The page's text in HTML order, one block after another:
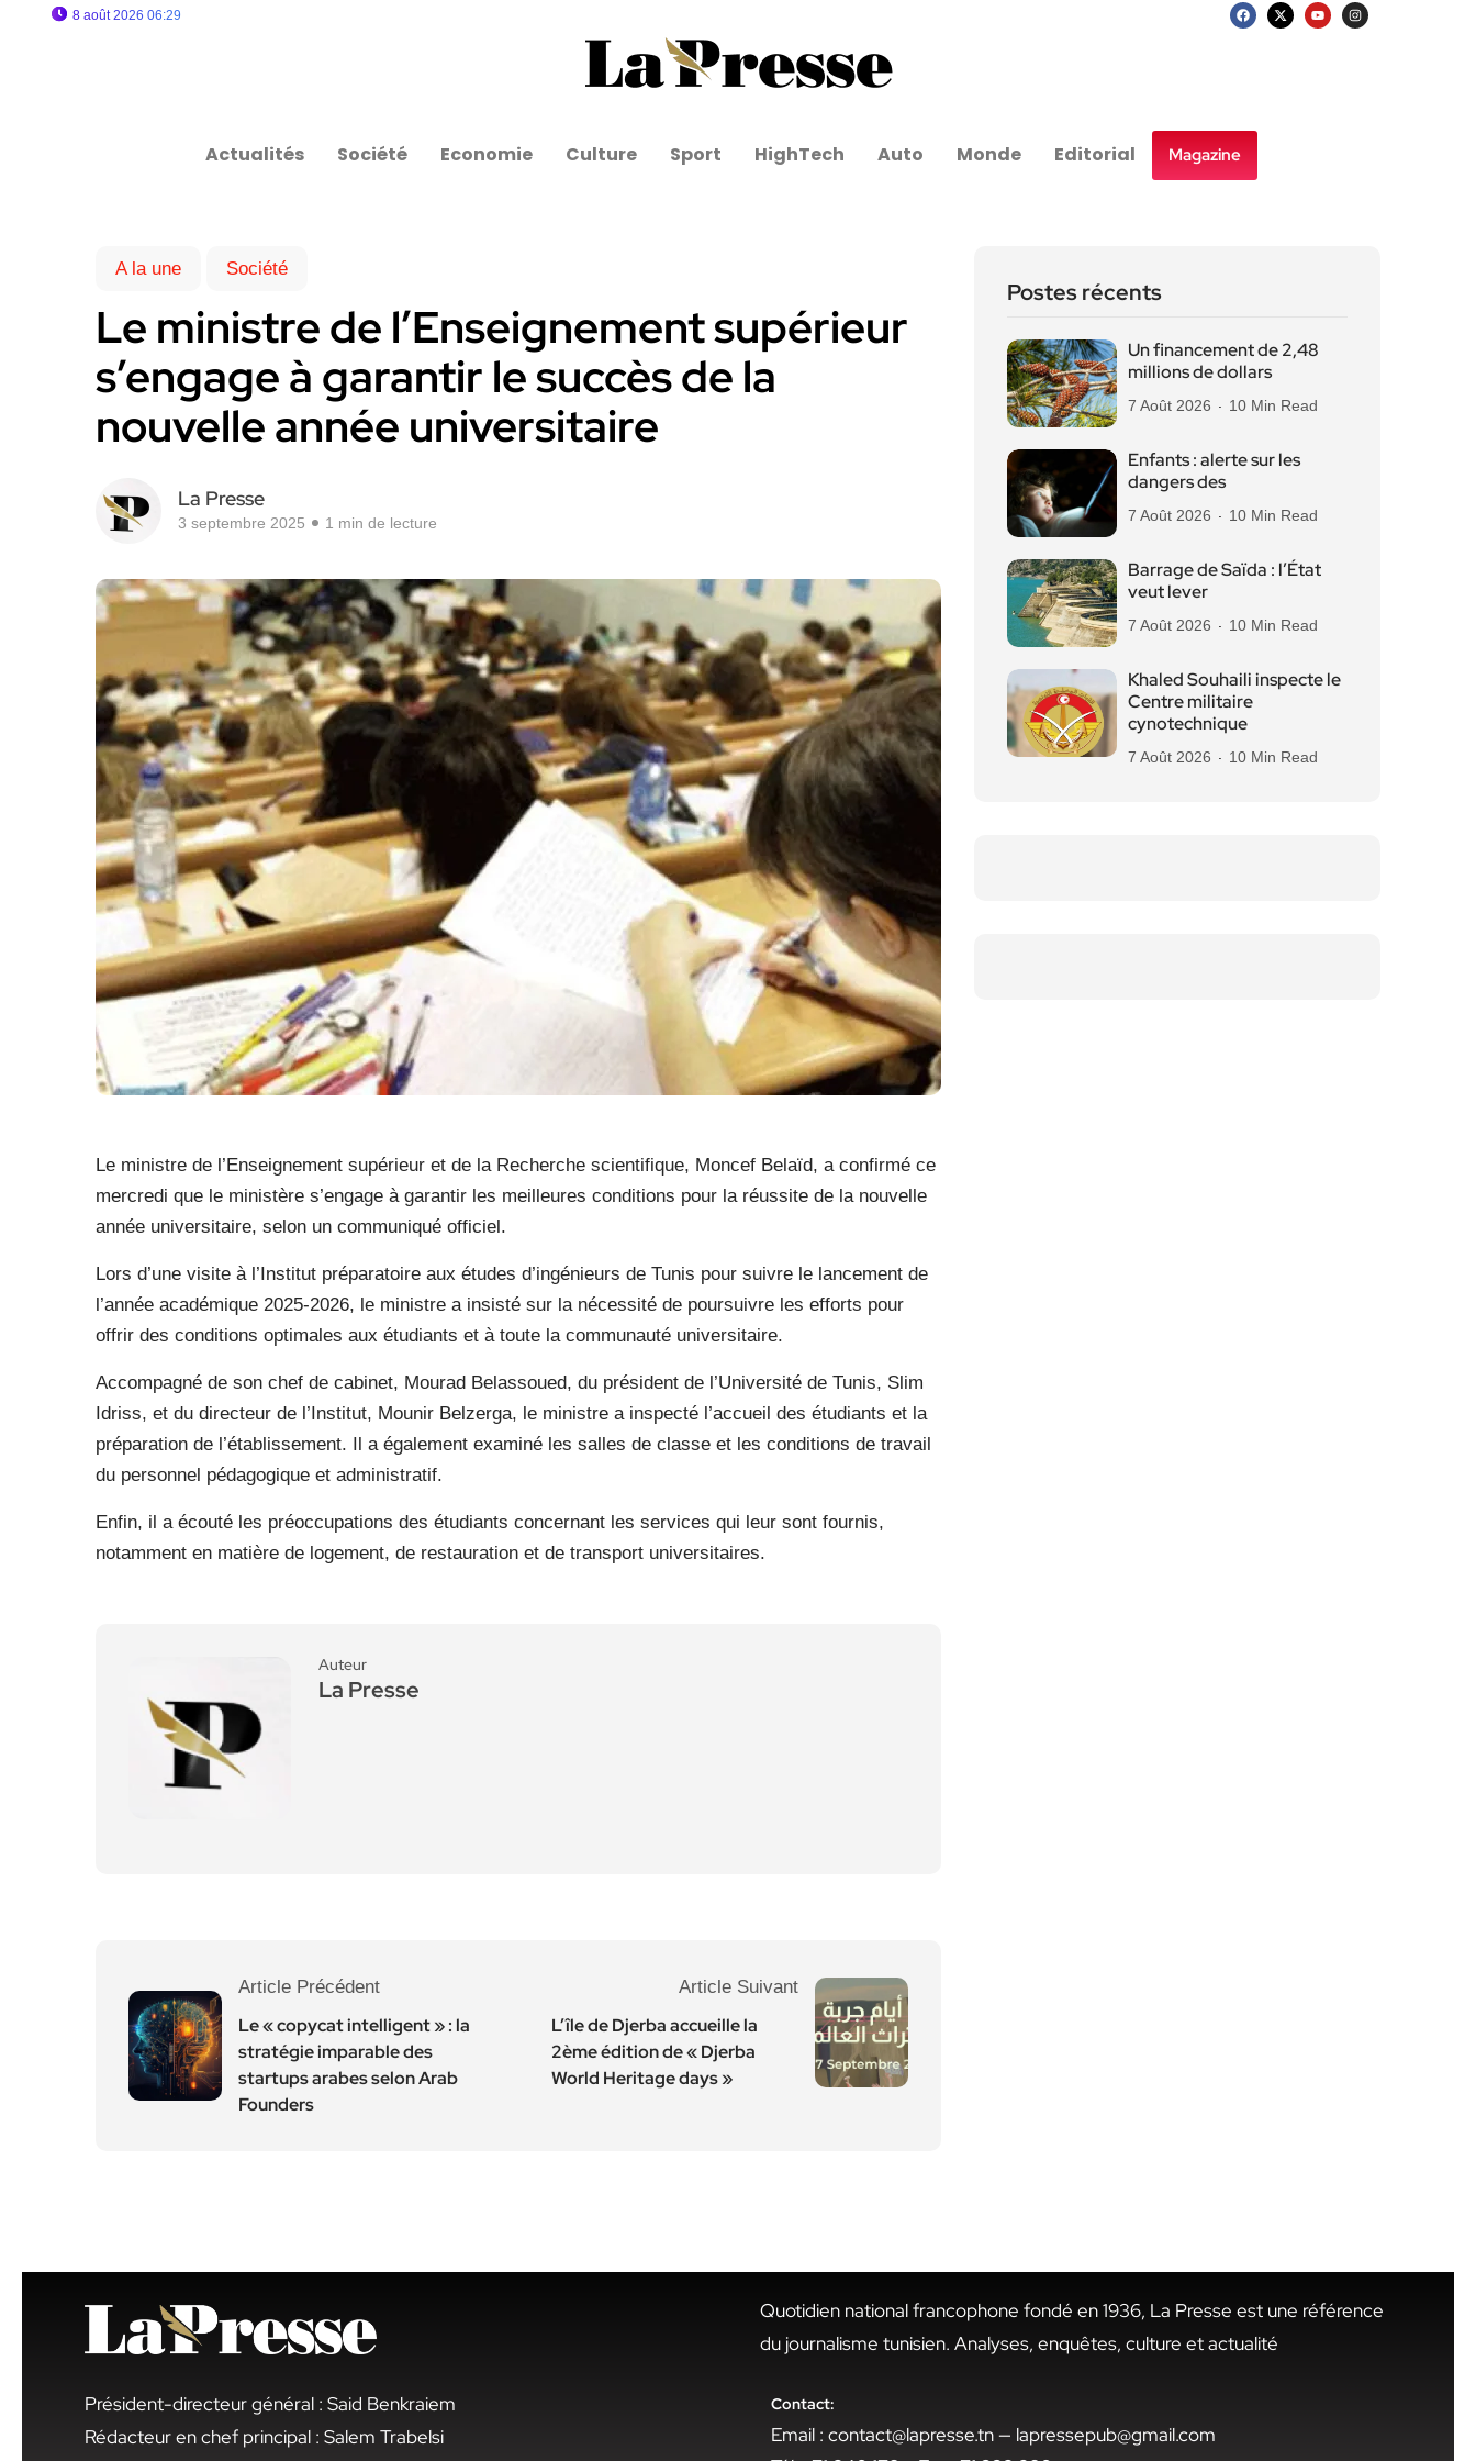
8 août 2026 06:29
Actualités Société Economie Culture Sport HighTech Auto Monde Editorial Magazine
A la une Société
Le ministre de l’Enseignement supérieur
s’engage à garantir le succès de la
nouvelle année universitaire
La Presse
3 septembre 2025 1 min de lecture
Le ministre de l’Enseignement supérieur et de la Recherche scientifique, Moncef Belaïd, a confirmé ce
mercredi que le ministère s’engage à garantir les meilleures conditions pour la réussite de la nouvelle
année universitaire, selon un communiqué officiel.
Lors d’une visite à l’Institut préparatoire aux études d’ingénieurs de Tunis pour suivre le lancement de
l’année académique 2025-2026, le ministre a insisté sur la nécessité de poursuivre les efforts pour
offrir des conditions optimales aux étudiants et à toute la communauté universitaire.
Accompagné de son chef de cabinet, Mourad Belassoued, du président de l’Université de Tunis, Slim
Idriss, et du directeur de l’Institut, Mounir Belzerga, le ministre a inspecté l’accueil des étudiants et la
préparation de l’établissement. Il a également examiné les salles de classe et les conditions de travail
du personnel pédagogique et administratif.
Enfin, il a écouté les préoccupations des étudiants concernant les services qui leur sont fournis,
notamment en matière de logement, de restauration et de transport universitaires.
Auteur
La Presse
Article Précédent
Le « copycat intelligent » : la
stratégie imparable des
startups arabes selon Arab
Founders
Article Suivant
L’île de Djerba accueille la
2ème édition de « Djerba
World Heritage days »
Postes récents
Un financement de 2,48
millions de dollars
7 Août 2026 10 Min Read
Enfants : alerte sur les
dangers des
7 Août 2026 10 Min Read
Barrage de Saïda : l’État
veut lever
7 Août 2026 10 Min Read
Khaled Souhaili inspecte le
Centre militaire
cynotechnique
7 Août 2026 10 Min Read
Président-directeur général : Said Benkraiem
Rédacteur en chef principal : Salem Trabelsi
Quotidien national francophone fondé en 1936, La Presse est une référence
du journalisme tunisien. Analyses, enquêtes, culture et actualité
Contact:
Email : contact@lapresse.tn — lapressepub@gmail.com